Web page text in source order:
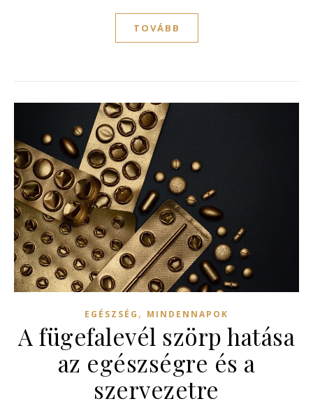
TOVÁBB
EGÉSZSÉG , MINDENNAPOK
A fügefalevél szörp hatása
az egészségre és a
szervezetre